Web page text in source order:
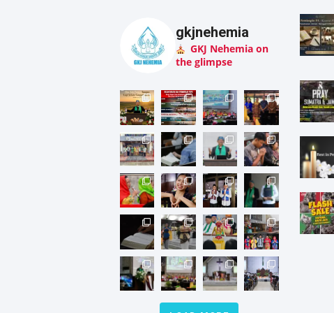
gkjnehemia
GKJ Nehemia on
the glimpse